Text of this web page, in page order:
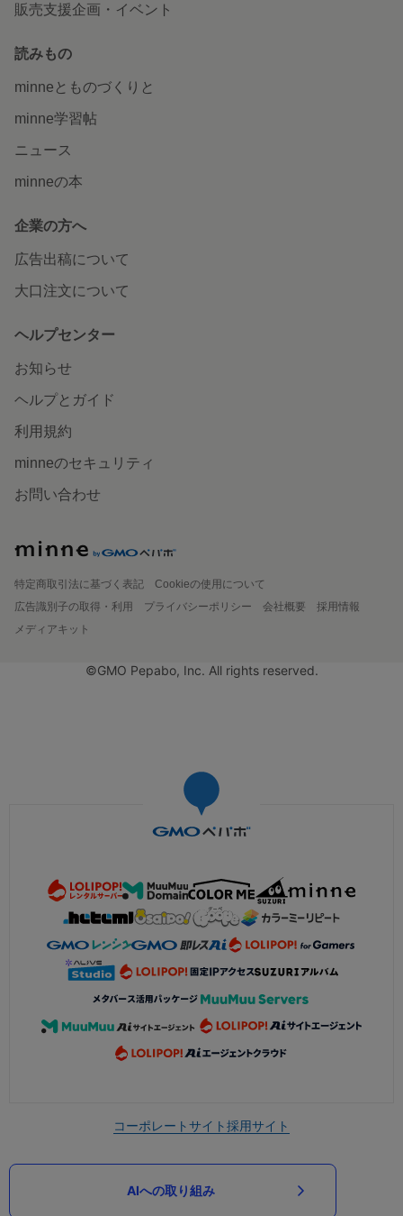
販売支援企画・イベント
読みもの
minneとものづくりと
minne学習帖
ニュース
minneの本
企業の方へ
広告出稿について
大口注文について
ヘルプセンター
お知らせ
ヘルプとガイド
利用規約
minneのセキュリティ
お問い合わせ
特定商取引法に基づく表記
Cookieの使用について
広告識別子の取得・利用
プライバシーポリシー 会社概要
採用情報
メディアキット
©GMO Pepabo, Inc. All rights reserved.
コーポレートサイト採用サイト
AIへの取り組み